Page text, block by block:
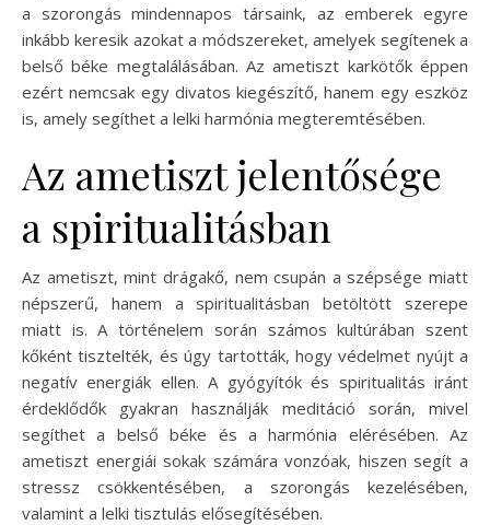
a szorongás mindennapos társaink, az emberek egyre
inkább keresik azokat a módszereket, amelyek segítenek a
belső béke megtalálásában. Az ametiszt karkötők éppen
ezért nemcsak egy divatos kiegészítő, hanem egy eszköz
is, amely segíthet a lelki harmónia megteremtésében.
Az ametiszt jelentősége
a spiritualitásban
Az ametiszt, mint drágakő, nem csupán a szépsége miatt
népszerű, hanem a spiritualitásban betöltött szerepe
miatt is. A történelem során számos kultúrában szent
kőként tisztelték, és úgy tartották, hogy védelmet nyújt a
negatív energiák ellen. A gyógyítók és spiritualitás iránt
érdeklődők gyakran használják meditáció során, mivel
segíthet a belső béke és a harmónia elérésében. Az
ametiszt energiái sokak számára vonzóak, hiszen segít a
stressz csökkentésében, a szorongás kezelésében,
valamint a lelki tisztulás elősegítésében.